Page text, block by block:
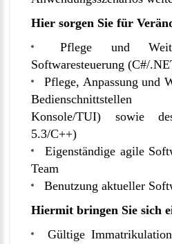
Hier sorgen Sie für
Pflege und
Softwaresteuerung (C#/
Pflege, Anpassung und
Bedienschnittstellen
Konsole/TUI) sowie
5.3/C++)
Eigenständige agile
Team
Benutzung aktueller
Hiermit bringen Sie sich
Gültige